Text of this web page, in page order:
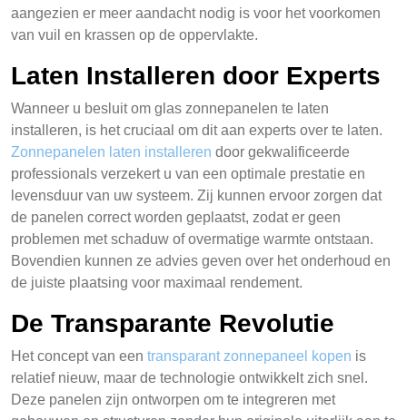
aangezien er meer aandacht nodig is voor het voorkomen
van vuil en krassen op de oppervlakte.
Laten Installeren door Experts
Wanneer u besluit om glas zonnepanelen te laten
installeren, is het cruciaal om dit aan experts over te laten.
Zonnepanelen laten installeren door gekwalificeerde
professionals verzekert u van een optimale prestatie en
levensduur van uw systeem. Zij kunnen ervoor zorgen dat
de panelen correct worden geplaatst, zodat er geen
problemen met schaduw of overmatige warmte ontstaan.
Bovendien kunnen ze advies geven over het onderhoud en
de juiste plaatsing voor maximaal rendement.
De Transparante Revolutie
Het concept van een transparant zonnepaneel kopen is
relatief nieuw, maar de technologie ontwikkelt zich snel.
Deze panelen zijn ontworpen om te integreren met